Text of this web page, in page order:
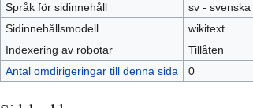
Språk för sidinnehåll
sv - svenska
Sidinnehållsmodell
wikitext
Indexering av robotar
Tillåten
Antal omdirigeringar till denna sida
0